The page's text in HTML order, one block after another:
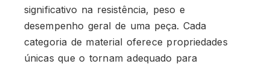
significativo na resistência, peso e
desempenho geral de uma peça. Cada
categoria de material oferece propriedades
únicas que o tornam adequado para